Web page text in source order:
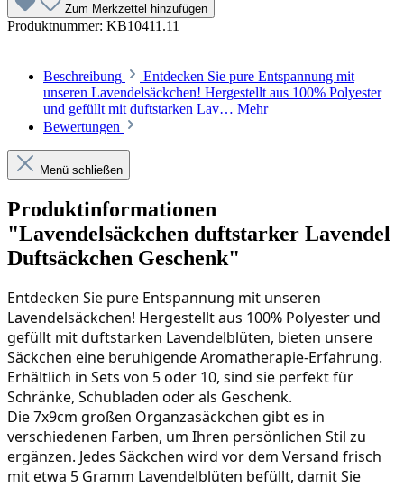
Zum Merkzettel hinzufügen
Produktnummer: KB10411.11
Beschreibung
Entdecken Sie pure Entspannung mit
unseren Lavendelsäckchen! Hergestellt aus 100% Polyester
und gefüllt mit duftstarken Lav… Mehr
Bewertungen
Menü schließen
Produktinformationen
"Lavendelsäckchen duftstarker Lavendel
Duftsäckchen Geschenk"
Entdecken Sie pure Entspannung mit unseren
Lavendelsäckchen! Hergestellt aus 100% Polyester und
gefüllt mit duftstarken Lavendelblüten, bieten unsere
Säckchen eine beruhigende Aromatherapie-Erfahrung.
Erhältlich in Sets von 5 oder 10, sind sie perfekt für
Schränke, Schubladen oder als Geschenk.
Die 7x9cm großen Organzasäckchen gibt es in
verschiedenen Farben, um Ihren persönlichen Stil zu
ergänzen. Jedes Säckchen wird vor dem Versand frisch
mit etwa 5 Gramm Lavendelblüten befüllt, damit Sie